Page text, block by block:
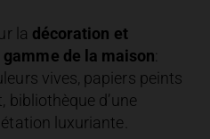
la décoration et
gamme de la maison:
vives, papiers peints
bibliothèque d’une
luxuriante.